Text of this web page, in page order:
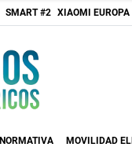
SMART #2 XIAOMI EUROPA
NORMATIVA MOVILIDAD